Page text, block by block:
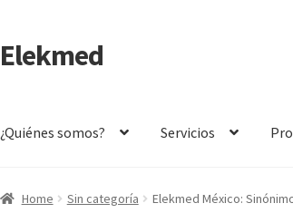
Saltar
a
Ir
al
Elekmed
¿Quiénes somos? Servicios
Inicio ¿Por Qué Elegir a Elekmed México? ¿Qué
Home Sin categoría Elekmed México: